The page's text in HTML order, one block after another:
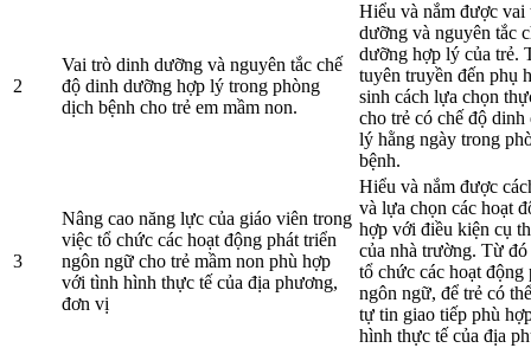
2
Vai trò dinh dưỡng và nguyên tắc chế
độ dinh dưỡng hợp lý trong phòng
dịch bệnh cho trẻ em mầm non.
Hiểu và nắm được vai
dưỡng và nguyên tắc
dưỡng hợp lý của trẻ.
tuyên truyền đến phụ
sinh cách lựa chọn
cho trẻ có chế độ
lý hằng ngày trong
bệnh.
3
Nâng cao năng lực của giáo viên trong
việc tổ chức các hoạt động phát triển
ngôn ngữ cho trẻ mầm non phù hợp
với tình hình thực tế của địa phương,
đơn vị
Hiểu và nắm được
và lựa chọn các hoạt
hợp với điều kiện cụ
của nhà trường. Từ đó
tổ chức các hoạt động
ngôn ngữ, để trẻ có
tự tin giao tiếp phù
hình thực tế của địa